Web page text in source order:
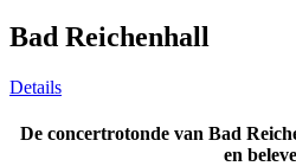
Bad Reichenhall
Details
De concertrotonde van Bad
en